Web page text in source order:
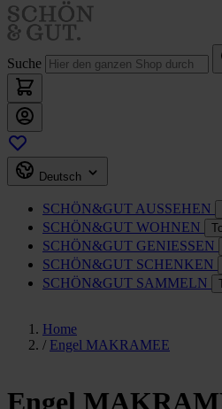
Suche
Deutsch
SCHÖN&GUT AUSSEHEN
SCHÖN&GUT WOHNEN
SCHÖN&GUT GENIESSEN
SCHÖN&GUT SCHENKEN
SCHÖN&GUT SAMMELN
Home
/ Engel MAKRAMEE
Engel